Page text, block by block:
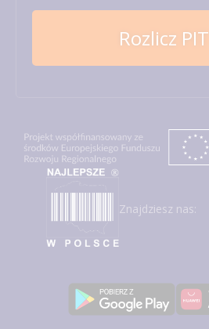
Rozlicz PIT
Znajdziesz nas: